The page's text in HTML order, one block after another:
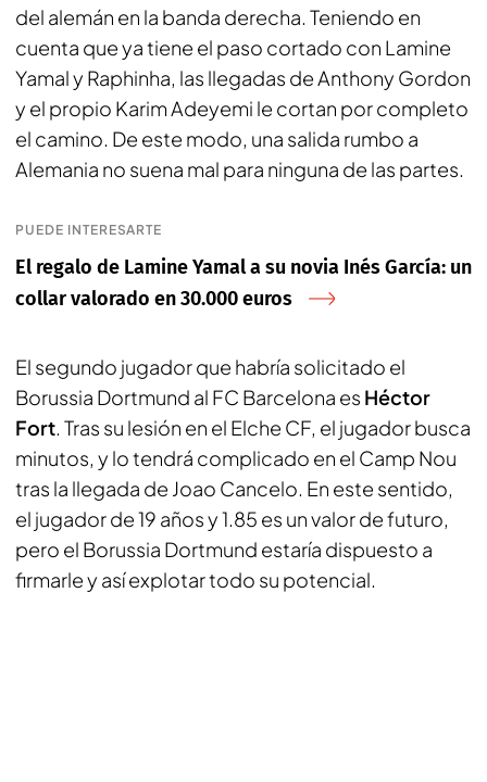
del alemán en la banda derecha. Teniendo en
cuenta que ya tiene el paso cortado con Lamine
Yamal y Raphinha, las llegadas de Anthony Gordon
y el propio Karim Adeyemi le cortan por completo
el camino. De este modo, una salida rumbo a
Alemania no suena mal para ninguna de las partes.
PUEDE INTERESARTE
El regalo de Lamine Yamal a su novia Inés García: un
collar valorado en 30.000 euros
El segundo jugador que habría solicitado el
Borussia Dortmund al FC Barcelona es Héctor
Fort. Tras su lesión en el Elche CF, el jugador busca
minutos, y lo tendrá complicado en el Camp Nou
tras la llegada de Joao Cancelo. En este sentido,
el jugador de 19 años y 1.85 es un valor de futuro,
pero el Borussia Dortmund estaría dispuesto a
firmarle y así explotar todo su potencial.